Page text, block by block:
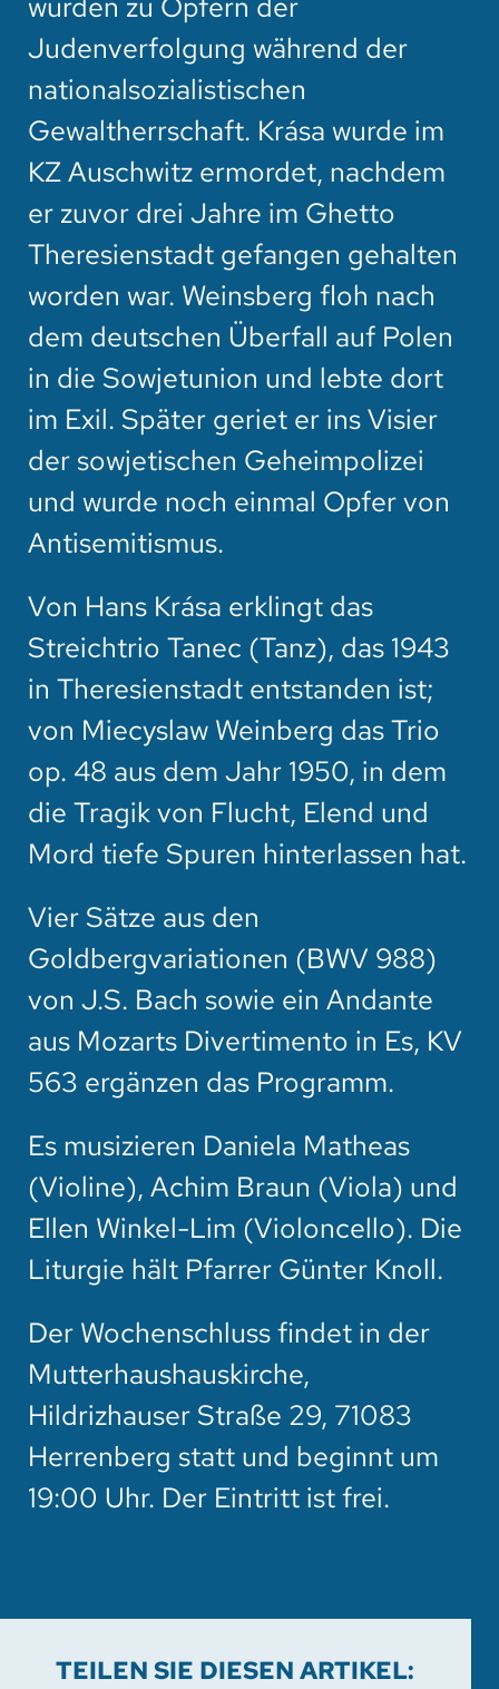
Judenverfolgung während der
nationalsozialistischen
Gewaltherrschaft. Krása wurde im
KZ Auschwitz ermordet, nachdem
er zuvor drei Jahre im Ghetto
Theresienstadt gefangen gehalten
worden war. Weinsberg floh nach
dem deutschen Überfall auf Polen
in die Sowjetunion und lebte dort
im Exil. Später geriet er ins Visier
der sowjetischen Geheimpolizei
und wurde noch einmal Opfer von
Antisemitismus.
Von Hans Krása erklingt das
Streichtrio Tanec (Tanz), das 1943
in Theresienstadt entstanden ist;
von Miecyslaw Weinberg das Trio
op. 48 aus dem Jahr 1950, in dem
die Tragik von Flucht, Elend und
Mord tiefe Spuren hinterlassen hat.
Vier Sätze aus den
Goldbergvariationen (BWV 988)
von J.S. Bach sowie ein Andante
aus Mozarts Divertimento in Es, KV
563 ergänzen das Programm.
Es musizieren Daniela Matheas
(Violine), Achim Braun (Viola) und
Ellen Winkel-Lim (Violoncello). Die
Liturgie hält Pfarrer Günter Knoll.
Der Wochenschluss findet in der
Mutterhaushauskirche,
Hildrizhauser Straße 29, 71083
Herrenberg statt und beginnt um
19:00 Uhr. Der Eintritt ist frei.
TEILEN SIE DIESEN ARTIKEL: